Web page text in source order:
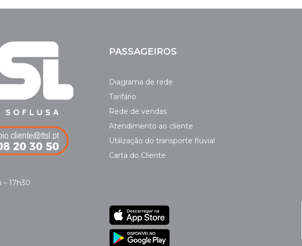
– 17h30
PASSAGEIROS
Diagrama de rede
Tarifário
Rede de vendas
Atendimento ao cliente
Utilização do transporte fluvial
Carta do Cliente